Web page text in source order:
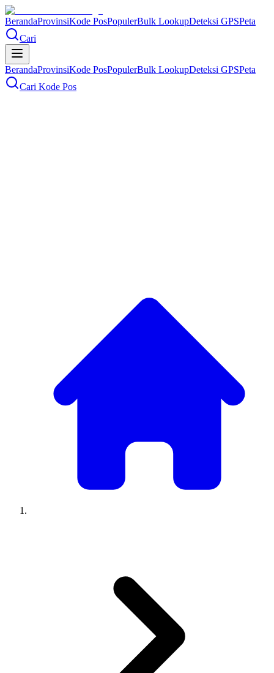
BerandaProvinsiKode PosPopulerBulk LookupDeteksi GPSPeta
Cari
BerandaProvinsiKode PosPopulerBulk LookupDeteksi GPSPeta
Cari Kode Pos